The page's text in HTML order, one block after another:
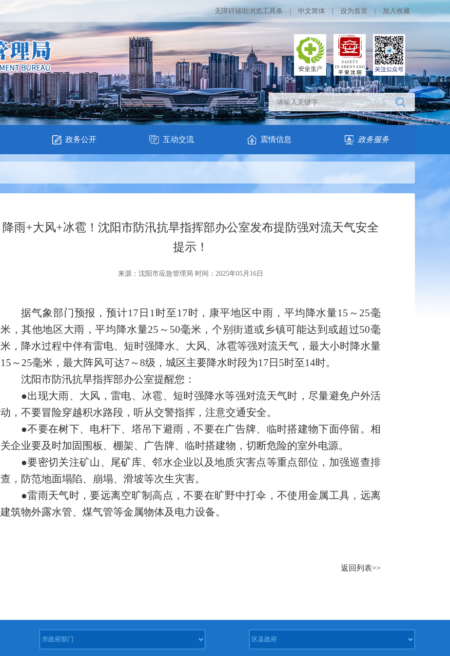
无障碍辅助浏览工具条 中文简体 设为首页 加入收藏
政务公开 互动交流 震情信息 政务服务
降雨+大风+冰雹！沈阳市防汛抗旱指挥部办公室发布提防强对流天气安全
提示！
来源：沈阳市应急管理局 时间：2025年05月16日
据气象部门预报，预计17日1时至17时，康平地区中雨，平均降水量15～25毫
米，其他地区大雨，平均降水量25～50毫米，个别街道或乡镇可能达到或超过50毫
米，降水过程中伴有雷电、短时强降水、大风、冰雹等强对流天气，最大小时降水量
15～25毫米，最大阵风可达7～8级，城区主要降水时段为17日5时至14时。
沈阳市防汛抗旱指挥部办公室提醒您：
●出现大雨、大风，雷电、冰雹、短时强降水等强对流天气时，尽量避免户外活
动，不要冒险穿越积水路段，听从交警指挥，注意交通安全。
●不要在树下、电杆下、塔吊下避雨，不要在广告牌、临时搭建物下面停留。相
关企业要及时加固围板、棚架、广告牌、临时搭建物，切断危险的室外电源。
●要密切关注矿山、尾矿库、邻水企业以及地质灾害点等重点部位，加强巡查排
查，防范地面塌陷、崩塌、滑坡等次生灾害。
●雷雨天气时，要远离空旷制高点，不要在旷野中打伞，不使用金属工具，远离
建筑物外露水管、煤气管等金属物体及电力设备。
返回列表>>